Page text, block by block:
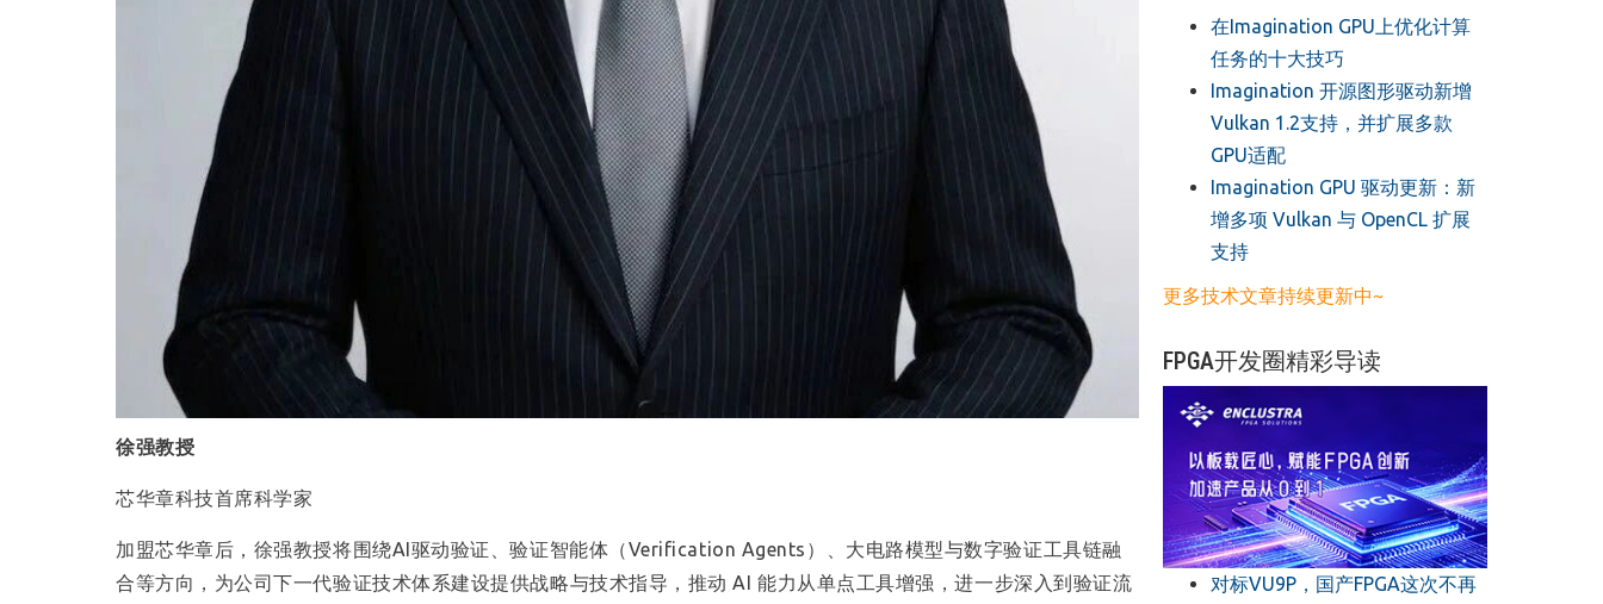
徐强教授
芯华章科技首席科学家
加盟芯华章后，徐强教授将围绕AI驱动验证、验证智能体（Verification Agents）、大电路模型与数字验证工具链融
合等方向，为公司下一代验证技术体系建设提供战略与技术指导，推动 AI 能力从单点工具增强，进一步深入到验证流
在Imagination GPU上优化计算
任务的十大技巧
​Imagination 开源图形驱动新增
Vulkan 1.2支持，并扩展多款
GPU适配
​Imagination GPU 驱动更新：新
增多项 Vulkan 与 OpenCL 扩展
支持
更多技术文章持续更新中~
FPGA开发圈精彩导读
对标VU9P，国产FPGA这次不再